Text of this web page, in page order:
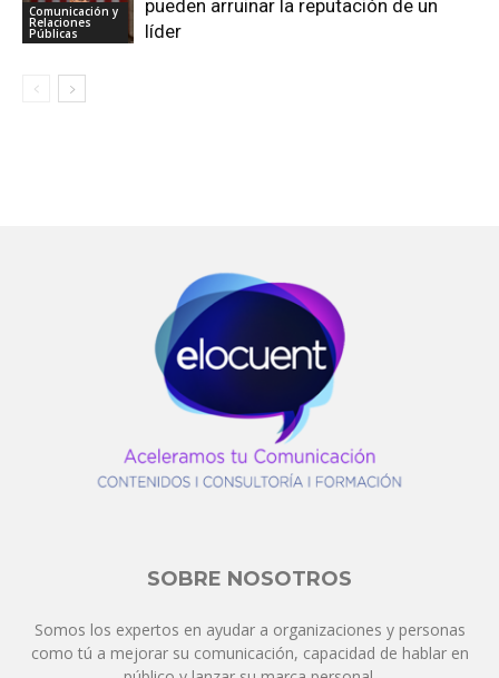
Comunicación y
Relaciones
Públicas
pueden arruinar la reputación de un
líder
SOBRE NOSOTROS
Somos los expertos en ayudar a organizaciones y personas
como tú a mejorar su comunicación, capacidad de hablar en